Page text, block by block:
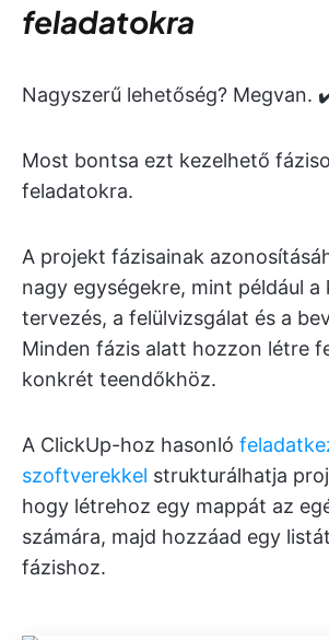
feladatokra
Nagyszerű lehetőség? Megvan.
Most bontsa ezt kezelhető
feladatokra.
A projekt fázisainak
nagy egységekre, mint például a
tervezés, a felülvizsgálat és a
Minden fázis alatt hozzon létre
konkrét teendőkhöz.
A ClickUp-hoz hasonló
szoftverekkel strukturálhatja
hogy létrehoz egy mappát az
számára, majd hozzáad egy
fázishoz.